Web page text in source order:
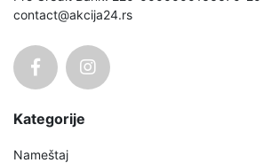
contact@akcija24.rs
Kategorije
Nameštaj